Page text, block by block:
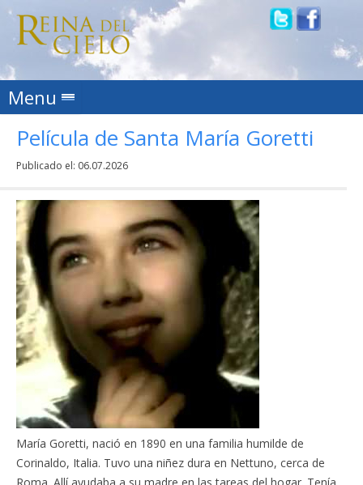
Menu Skip to content
Película de Santa María Goretti
Publicado el: 06.07.2026
María Goretti, nació en 1890 en una familia humilde de
Corinaldo, Italia. Tuvo una niñez dura en Nettuno, cerca de